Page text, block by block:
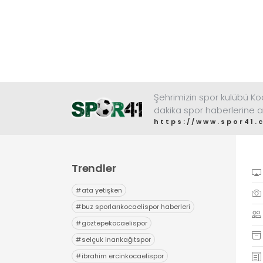
Şehrimizin spor kulübü
dakika spor haberlerine
https://
Trendler
#ata yetişken
#buz sporlarıkocaelispor haberleri
#göztepekocaelispor
#selçuk inankağıtspor
#ibrahim ercinkocaelispor